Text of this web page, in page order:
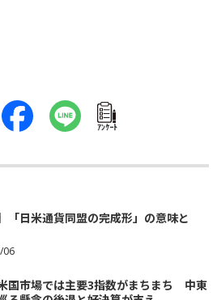
ｱﾝｹｰﾄ
「日米通貨同盟の完成形」の意味と
06
米国市場では主要3指数がまちまち 中東